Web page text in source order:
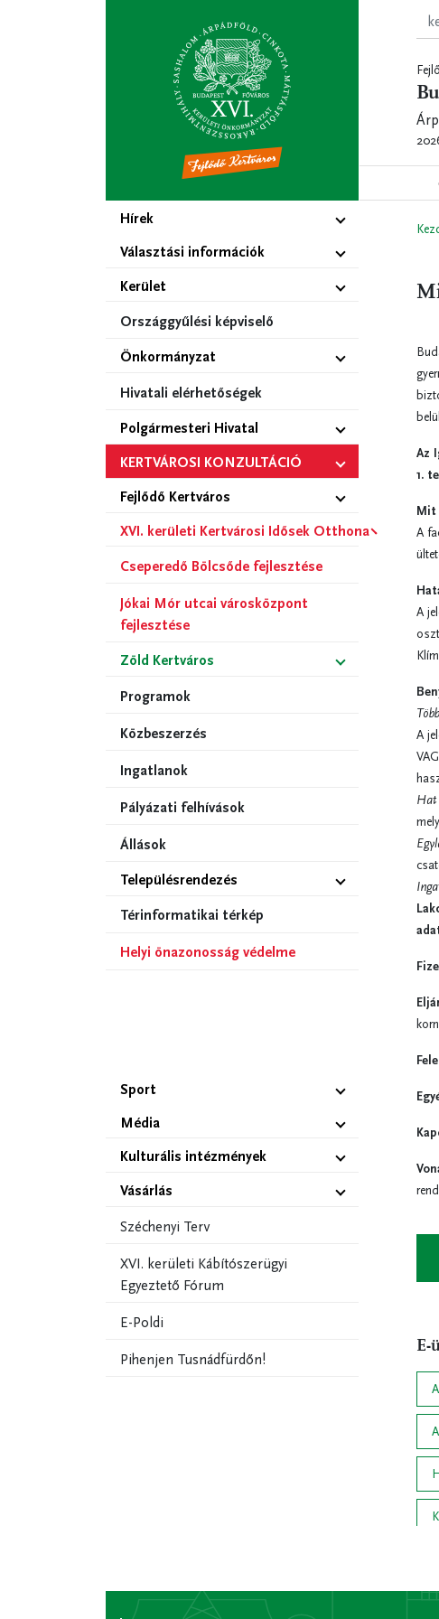
Hírek
Választási információk
Kerület
Országgyűlési képviselő
Önkormányzat
Hivatali elérhetőségek
Polgármesteri Hivatal
KERTVÁROSI KONZULTÁCIÓ
Fejlődő Kertváros
XVI. kerületi Kertvárosi Idősek Otthona
Cseperedő Bölcsőde fejlesztése
Jókai Mór utcai városközpont
fejlesztése
Zöld Kertváros
Programok
Közbeszerzés
Ingatlanok
Pályázati felhívások
Állások
Településrendezés
Térinformatikai térkép
Helyi önazonosság védelme
Sport
Média
Kulturális intézmények
Vásárlás
Széchenyi Terv
XVI. kerületi Kábítószerügyi
Egyeztető Fórum
E-Poldi
Pihenjen Tusnádfürdőn!
Az
1.
Mit
A
A
A
Hat
E-